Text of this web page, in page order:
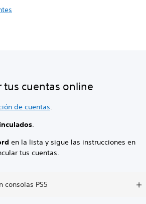
tus cuentas online
de cuentas.
.
en la lista y sigue las instrucciones en
tus cuentas.
consolas PS5